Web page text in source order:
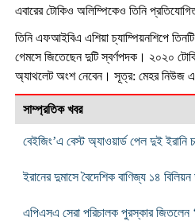
এবারের টোকিও অলিম্পিকেও তিনি
তিনি এফআইবিএ এশিয়া চ্যাম্পিয়নশিপে
গেমসে জিতেছেন দুটি স্বর্ণপদক। ২০২০
অ্যাথলেট অংশ নেবেন। সূত্র: মেহর নিউজ
সাম্প্রতিক খবর
বেইজিং’এ বেস্ট অ্যাওয়ার্ড পেল দুই ইরানি
ইরানের দুমাসে বৈদেশিক বাণিজ্য ১৪
এপিএসএ সেরা পরিচালক পুরস্কার জিতলেন